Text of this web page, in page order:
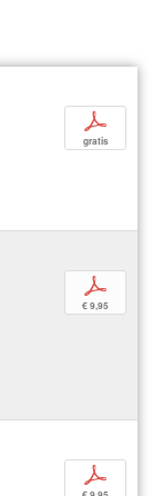
p
gratis
p
€ 9,95
p